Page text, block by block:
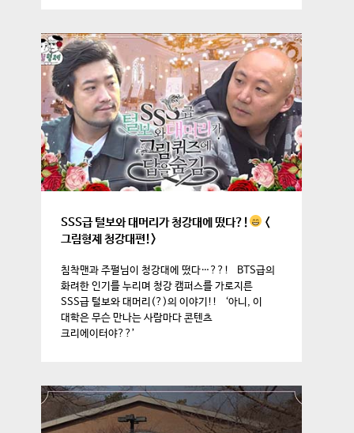
SSS급 털보와 대머리가 청강대에 떴다?!
<
그림형제 청강대편!>
침착맨과 주펄님이 청강대에 떴다…??! BTS급의
화려한 인기를 누리며 청강 캠퍼스를 가로지른
SSS급 털보와 대머리(?)의 이야기!! ‘아니, 이
대학은 무슨 만나는 사람마다 콘텐츠
크리에이터야??’